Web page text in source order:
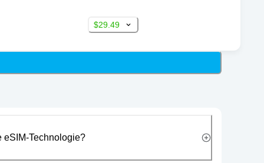
$29.49
eSIM-Technologie?